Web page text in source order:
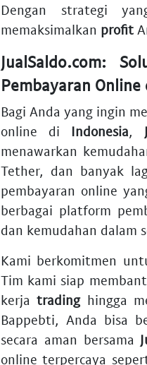
Dengan strategi
memaksimalkan profit
JualSaldo.com:
Pembayaran
Bagi Anda yang ingin
online di Indonesia,
menawarkan
Tether, dan banyak
pembayaran online
berbagai platform
dan kemudahan dalam
Kami berkomitmen
Tim kami siap
kerjatradinghingga
Bappebti, Anda bisa
secara aman bersama
online terpercaya